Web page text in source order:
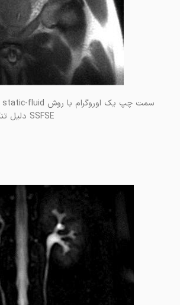
SSFSE دلیل تنگی را که سرطان پروستات و متاستاز به لنف نود می باشد اثبات می کند